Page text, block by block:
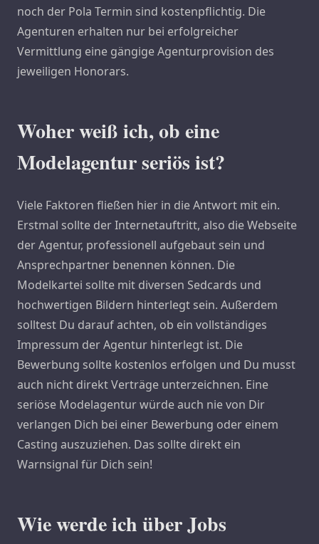
noch der Pola Termin sind kostenpflichtig. Die
Agenturen erhalten nur bei erfolgreicher
Vermittlung eine gängige Agenturprovision des
jeweiligen Honorars.
Woher weiß ich, ob eine
Modelagentur seriös ist?
Viele Faktoren fließen hier in die Antwort mit ein.
Erstmal sollte der Internetauftritt, also die Webseite
der Agentur, professionell aufgebaut sein und
Ansprechpartner benennen können. Die
Modelkartei sollte mit diversen Sedcards und
hochwertigen Bildern hinterlegt sein. Außerdem
solltest Du darauf achten, ob ein vollständiges
Impressum der Agentur hinterlegt ist. Die
Bewerbung sollte kostenlos erfolgen und Du musst
auch nicht direkt Verträge unterzeichnen. Eine
seriöse Modelagentur würde auch nie von Dir
verlangen Dich bei einer Bewerbung oder einem
Casting auszuziehen. Das sollte direkt ein
Warnsignal für Dich sein!
Wie werde ich über Jobs